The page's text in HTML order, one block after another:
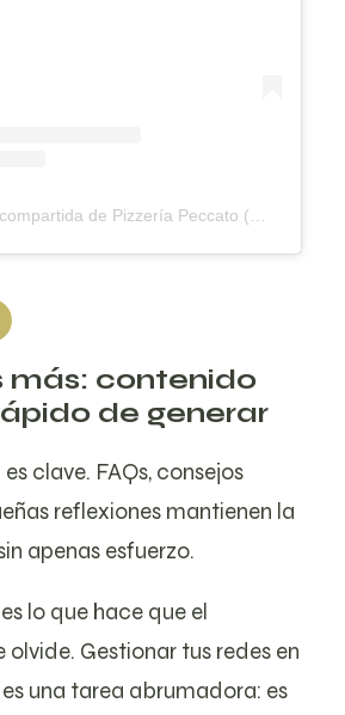
más: contenido
de generar
clave. FAQs, consejos
reflexiones mantienen la
apenas esfuerzo.
lo que hace que el
Gestionar tus redes en
una tarea abrumadora: es